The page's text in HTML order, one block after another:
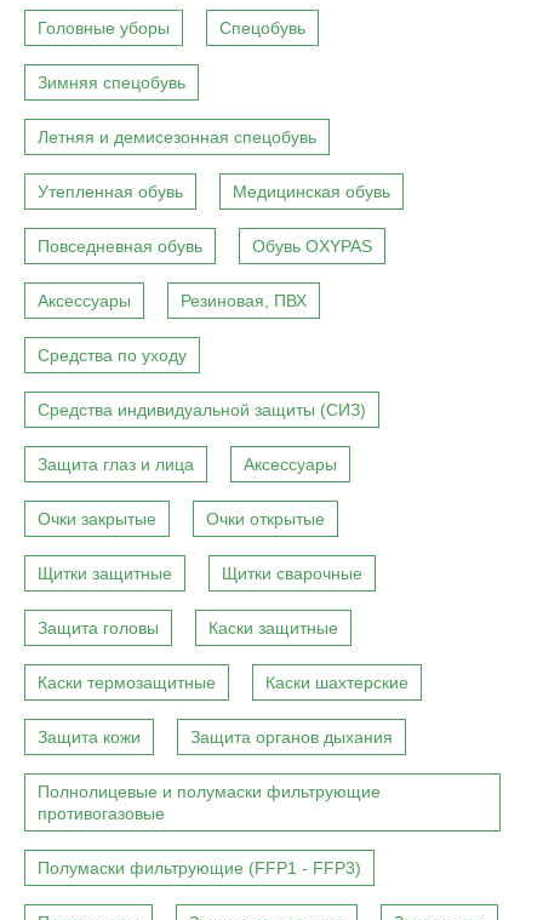
Головные уборы Спецобувь
Зимняя спецобувь
Летняя и демисезонная спецобувь
Утепленная обувь Медицинская обувь
Повседневная обувь Обувь OXYPAS
Аксессуары Резиновая, ПВХ
Средства по уходу
Средства индивидуальной защиты (СИЗ)
Защита глаз и лица Аксессуары
Очки закрытые Очки открытые
Щитки защитные Щитки сварочные
Защита головы Каски защитные
Каски термозащитные Каски шахтерские
Защита кожи Защита органов дыхания
Полнолицевые и полумаски фильтрующие
противогазовые
Полумаски фильтрующие (FFP1 - FFP3)